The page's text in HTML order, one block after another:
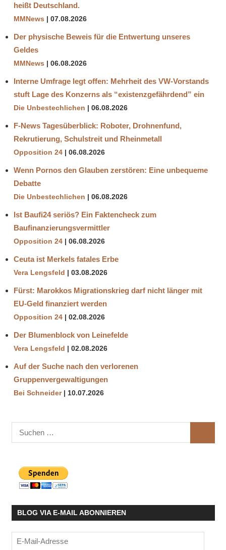
heißt Deutschland.
MMNews 07.08.2026
Der physische Beweis für die Entwertung unseres
Geldes
MMNews 06.08.2026
Interne Umfrage legt offen: Mehrheit des VW-Vorstands
stuft Lage des Konzerns als “existenzgefährdend” ein
Die Unbestechlichen 06.08.2026
F-News Tagesüberblick: Roboter, Drohnenfund,
Rekrutierung, Schulstreit und Rheinmetall
Opposition 24 06.08.2026
Wenn Pornos den Glauben zerstören: Eine unbequeme
Debatte
Die Unbestechlichen 06.08.2026
Ist Baufi24 seriös? Ein Faktencheck zum
Baufinanzierungsvermittler
Opposition 24 06.08.2026
Ceuta ist Merkels fatales Erbe
Vera Lengsfeld 03.08.2026
Fürst: Marokkos Migrationskrieg darf nicht länger mit
EU-Geld finanziert werden
Opposition 24 02.08.2026
Der Blumenblock von Leinefelde
Vera Lengsfeld 02.08.2026
Auf der Suche nach den verlorenen
Gruppenvergewaltigungen
Bei Schneider 10.07.2026
Suchen
nach:
BLOG VIA E-MAIL ABONNIEREN
E-